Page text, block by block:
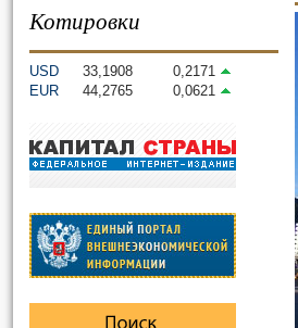
Котировки
USD 33,1908
0,2171
EUR
44,2765 0,0621